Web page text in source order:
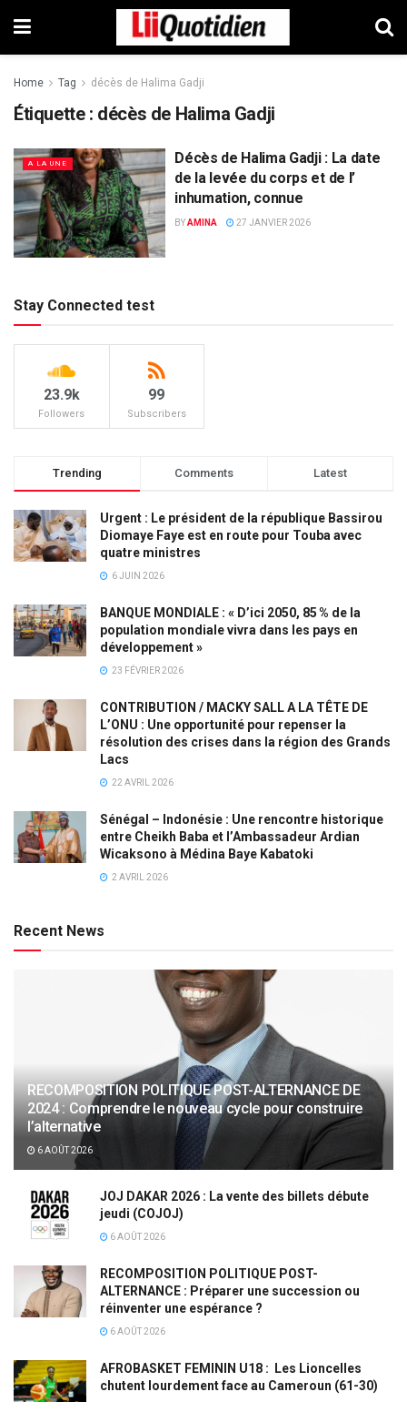
Home Tag décès de Halima Gadji
Étiquette : décès de Halima Gadji
A LA UNE
Décès de Halima Gadji : La date
de la levée du corps et de l’
inhumation, connue
BYAMINA 27 JANVIER 2026
Stay Connected test
23.9k
Followers
99
Subscribers
Trending Comments Latest
Urgent : Le président de la république Bassirou
Diomaye Faye est en route pour Touba avec
quatre ministres
6 JUIN 2026
BANQUE MONDIALE : « D’ici 2050, 85 % de la
population mondiale vivra dans les pays en
développement »
23 FÉVRIER 2026
CONTRIBUTION / MACKY SALL A LA TÊTE DE
L’ONU : Une opportunité pour repenser la
résolution des crises dans la région des Grands
Lacs
22 AVRIL 2026
Sénégal – Indonésie : Une rencontre historique
entre Cheikh Baba et l’Ambassadeur Ardian
Wicaksono à Médina Baye Kabatoki
2 AVRIL 2026
Recent News
RECOMPOSITION POLITIQUE POST-ALTERNANCE DE
2024 : Comprendre le nouveau cycle pour construire
l’alternative
6 AOÛT 2026
JOJ DAKAR 2026 : La vente des billets débute
jeudi (COJOJ)
6 AOÛT 2026
RECOMPOSITION POLITIQUE POST-
ALTERNANCE : Préparer une succession ou
réinventer une espérance ?
6 AOÛT 2026
AFROBASKET FEMININ U18 : Les Lioncelles
chutent lourdement face au Cameroun (61-30)